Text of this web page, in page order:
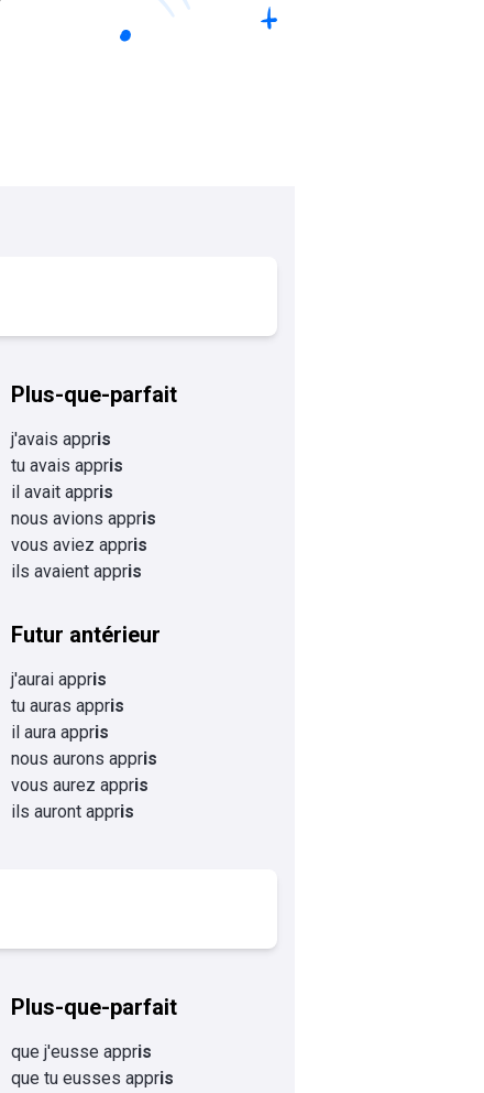
Plus-que-parfait
j'avais appris
tu avais appris
il avait appris
nous avions appris
vous aviez appris
ils avaient appris
Futur antérieur
j'aurai appris
tu auras appris
il aura appris
nous aurons appris
vous aurez appris
ils auront appris
Plus-que-parfait
que j'eusse appris
que tu eusses appris